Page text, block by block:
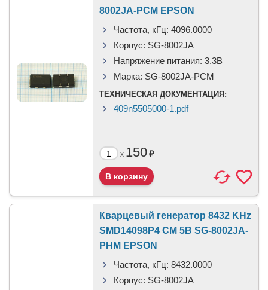
8002JA-PCM EPSON
Частота, кГц: 4096.0000
Корпус: SG-8002JA
Напряжение питания: 3.3В
Марка: SG-8002JA-PCM
ТЕХНИЧЕСКАЯ ДОКУМЕНТАЦИЯ:
409n5505000-1.pdf
x 150₽
Кварцевый генератор 8432 KHz
SMD14098P4 CM 5В SG-8002JA-
PHM EPSON
Частота, кГц: 8432.0000
Корпус: SG-8002JA